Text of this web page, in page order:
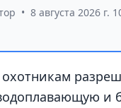
• 8 августа 2026 г.
охотникам
и